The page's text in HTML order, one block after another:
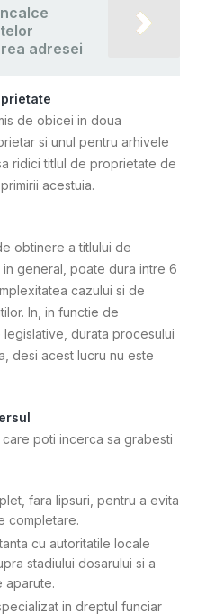
adresei
de obicei in doua
si unul pentru arhivele
ridici titlul de proprietate de
acestuia.
obtinere a titlului de
general, poate dura intre 6
cazului si de
In, in functie de
durata procesului
desi acest lucru nu este
poti incerca sa grabesti
fara lipsuri, pentru a evita
completare.
cu autoritatile locale
stadiului dosarului si a
aparute.
in dreptul funciar